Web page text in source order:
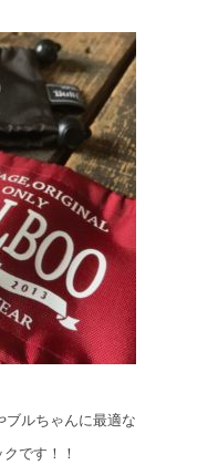
ブルちゃんに最適な
です！！